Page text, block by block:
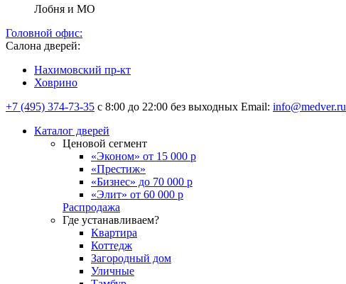
Лобня и МО
Головной офис:
Салона дверей:
Нахимовский пр-кт
Ховрино
+7 (495) 374-73-35 с 8:00 до 22:00 без выходных Email: info@medver.ru
Каталог дверей
Ценовой сегмент
«Эконом» от 15 000 р
«Престиж»
«Бизнес» до 70 000 р
«Элит» от 60 000 р
Распродажа
Где устанавливаем?
Квартира
Коттедж
Загородный дом
Уличные